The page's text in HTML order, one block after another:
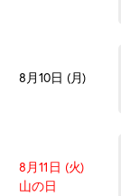
8月10日 (月)
8月11日 (火)
山の日